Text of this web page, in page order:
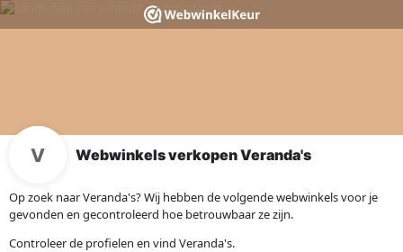
Webwinkels verkopen Veranda's
Op zoek naar Veranda's? Wij hebben de volgende webwinkels voor je
gevonden en gecontroleerd hoe betrouwbaar ze zijn.
Controleer de profielen en vind Veranda's.